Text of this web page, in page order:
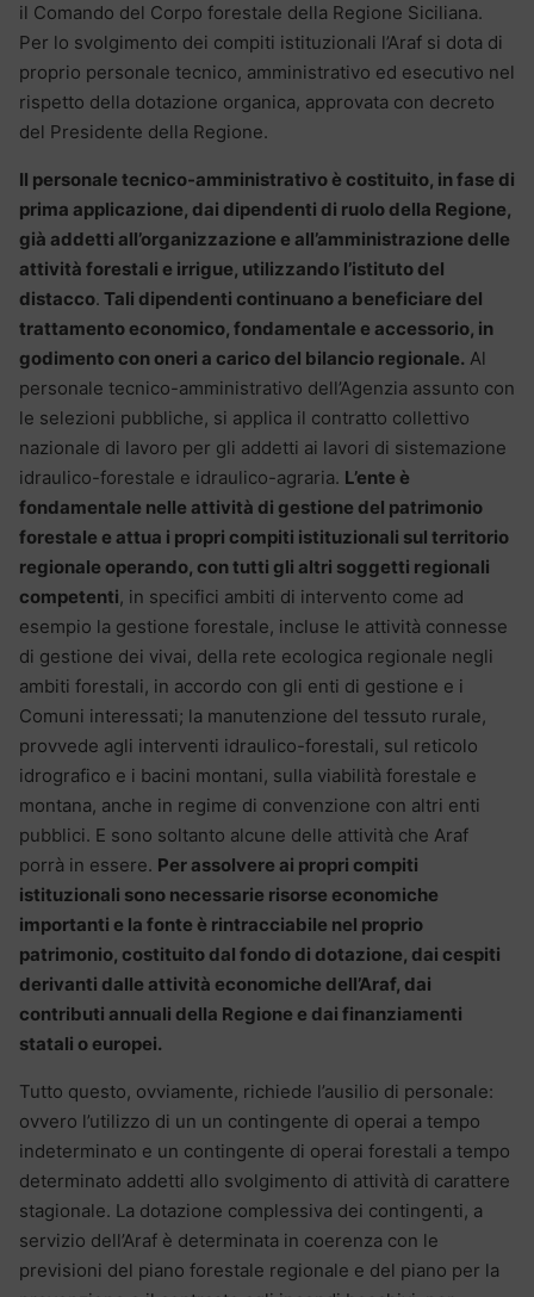
il Comando del Corpo forestale della Regione Siciliana.
Per lo svolgimento dei compiti istituzionali l’Araf si dota di
proprio personale tecnico, amministrativo ed esecutivo nel
rispetto della dotazione organica, approvata con decreto
del Presidente della Regione.
Il personale tecnico-amministrativo è costituito, in fase di
prima applicazione, dai dipendenti di ruolo della Regione,
già addetti all’organizzazione e all’amministrazione delle
attività forestali e irrigue, utilizzando l’istituto del
distacco. Tali dipendenti continuano a beneficiare del
trattamento economico, fondamentale e accessorio, in
godimento con oneri a carico del bilancio regionale. Al
personale tecnico-amministrativo dell’Agenzia assunto con
le selezioni pubbliche, si applica il contratto collettivo
nazionale di lavoro per gli addetti ai lavori di sistemazione
idraulico-forestale e idraulico-agraria. L’ente è
fondamentale nelle attività di gestione del patrimonio
forestale e attua i propri compiti istituzionali sul territorio
regionale operando, con tutti gli altri soggetti regionali
competenti, in specifici ambiti di intervento come ad
esempio la gestione forestale, incluse le attività connesse
di gestione dei vivai, della rete ecologica regionale negli
ambiti forestali, in accordo con gli enti di gestione e i
Comuni interessati; la manutenzione del tessuto rurale,
provvede agli interventi idraulico-forestali, sul reticolo
idrografico e i bacini montani, sulla viabilità forestale e
montana, anche in regime di convenzione con altri enti
pubblici. E sono soltanto alcune delle attività che Araf
porrà in essere. Per assolvere ai propri compiti
istituzionali sono necessarie risorse economiche
importanti e la fonte è rintracciabile nel proprio
patrimonio, costituito dal fondo di dotazione, dai cespiti
derivanti dalle attività economiche dell’Araf, dai
contributi annuali della Regione e dai finanziamenti
statali o europei.
Tutto questo, ovviamente, richiede l’ausilio di personale:
ovvero l’utilizzo di un un contingente di operai a tempo
indeterminato e un contingente di operai forestali a tempo
determinato addetti allo svolgimento di attività di carattere
stagionale. La dotazione complessiva dei contingenti, a
servizio dell’Araf è determinata in coerenza con le
previsioni del piano forestale regionale e del piano per la